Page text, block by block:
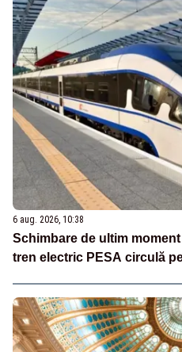
6 aug. 2026, 10:38
Schimbare de ultim
tren electric PESA circulă